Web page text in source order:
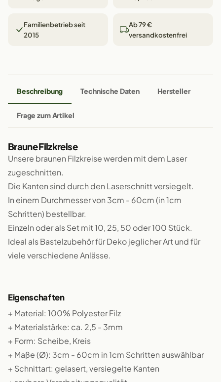
Familienbetrieb seit
2015
Ab 79 €
versandkostenfrei
Beschreibung Technische Daten Hersteller
Frage zum Artikel
Braune Filzkreise
Unsere braunen Filzkreise werden mit dem Laser
zugeschnitten.
Die Kanten sind durch den Laserschnitt versiegelt.
In einem Durchmesser von 3cm - 60cm (in 1cm
Schritten) bestellbar.
Einzeln oder als Set mit 10, 25, 50 oder 100 Stück.
Ideal als Bastelzubehör für Deko jeglicher Art und für
viele verschiedene Anlässe.
Eigenschaften
+ Material: 100% Polyester Filz
+ Materialstärke: ca. 2,5 - 3mm
+ Form: Scheibe, Kreis
+ Maße (Ø): 3cm - 60cm in 1cm Schritten auswählbar
+ Schnittart: gelasert, versiegelte Kanten